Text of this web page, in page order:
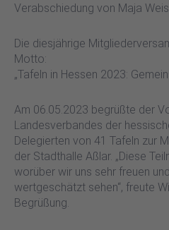
Verabschiedung von Maja
Die diesjährige
Motto:
„Tafeln in Hessen 2023:
Am 06.05.2023 begrüßte der
Landesverbandes der
Delegierten von 41 Tafeln zur
der Stadthalle Aßlar. „Diese
worüber wir uns sehr freuen
wertgeschätzt sehen“, freute
Begrüßung.